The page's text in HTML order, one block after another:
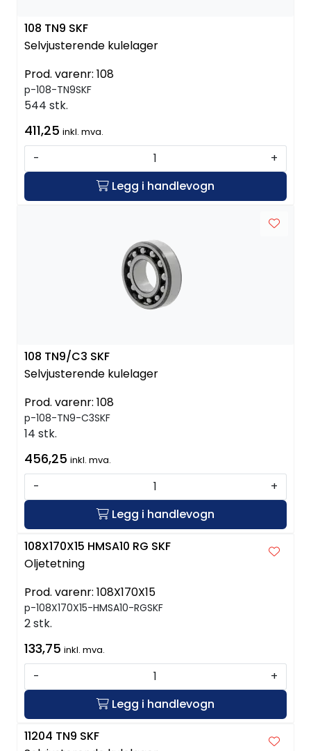
108 TN9 SKF
Selvjusterende kulelager
Prod. varenr: 108
p-108-TN9SKF
544 stk.
411,25 inkl. mva.
-
+
Legg i handlevogn
108 TN9/C3 SKF
Selvjusterende kulelager
Prod. varenr: 108
p-108-TN9-C3SKF
14 stk.
456,25 inkl. mva.
-
+
Legg i handlevogn
108X170X15 HMSA10 RG SKF
Oljetetning
Prod. varenr: 108X170X15
p-108X170X15-HMSA10-RGSKF
2 stk.
133,75 inkl. mva.
-
+
Legg i handlevogn
11204 TN9 SKF